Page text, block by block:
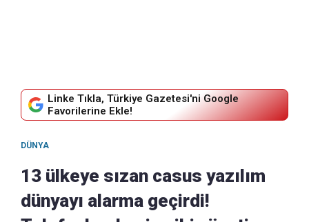
Linke Tıkla, Türkiye Gazetesi'ni Google
Favorilerine Ekle!
DÜNYA
13 ülkeye sızan casus yazılım
dünyayı alarma geçirdi!